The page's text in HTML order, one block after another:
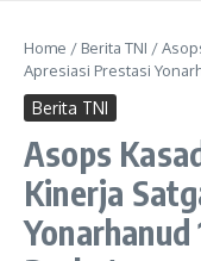
Home / Berita TNI /
Apresiasi Prestasi
Berita TNI
Asops
Kinerja